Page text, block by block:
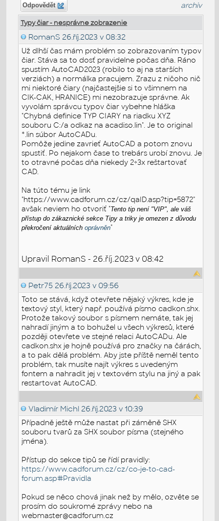
Odpovědět archiv
Typy čiar - nesprávne zobrazenie
RomanS 26.říj.2023 v 08:32
Už dlhší čas mám problém so zobrazovaním typov
čiar. Stáva sa to dosť pravidelne počas dňa. Ráno
spustím AutoCAD2023 (robilo to aj na starších
verziách) a normálka pracujem. Zrazu z ničoho nič
mi niektoré čiary (najčastejšie si to všimnem na
CIK-CAK, HRANICE) mi nezobrazuje správne. Ak
vyvolám správcu typov čiar vybehne hláška
"Chybná definice TYP CIARY na riadku XYZ
souboru C:/a odkaz na acadiso.lin". Je to original
*.lin súbor AutoCADu.
Pomôže jedine zavrieť AutoCAD a potom znovu
spustiť. Po nejakom čase to trebárs urobí znovu. Je
to otravné počas dňa niekedy 2÷3x reštartovať
CAD.
Na túto tému je link
"https://www.cadforum.cz/cz/qaID.asp?tip=5872"
avšak neviem ho otvoriť "Tento tip není "VIP", ale váš
přístup do zákaznické sekce Tipy a triky je omezen z důvodu
překročení aktuálníchoprávněn"
Upravil RomanS - 26.říj.2023 v 08:42
Petr75 26.říj.2023 v 09:56
Toto se stává, když otevřete nějaký výkres, kde je
textový styl, který např. používá písmo cadkon.shx.
Protože takový soubor s písmem nemáte, tak jej
nahradí jiným a to bohužel u všech výkresů, které
později otevřete ve stejné relaci AutoCADu. Ale
cadkon.shx je hojně používá pro značky na čárách,
a to pak dělá problém. Aby jste příště neměl tento
problém, tak musíte najít výkres s uvedeným
fontem a nahradit jej v textovém stylu na jiný a pak
restartovat AutoCAD.
Vladimír Michl 26.říj.2023 v 10:39
Případně ještě může nastat při záměně SHX
souboru tvarů za SHX soubor písma (stejného
jména).
Přístup do sekce tipů se řídí pravidly:
https://www.cadforum.cz/cz/co-je-to-cad-
forum.asp#Pravidla
Pokud se něco chová jinak než by mělo, ozvěte se
prosím do soukromé zprávy nebo na
webmaster@cadforum.cz